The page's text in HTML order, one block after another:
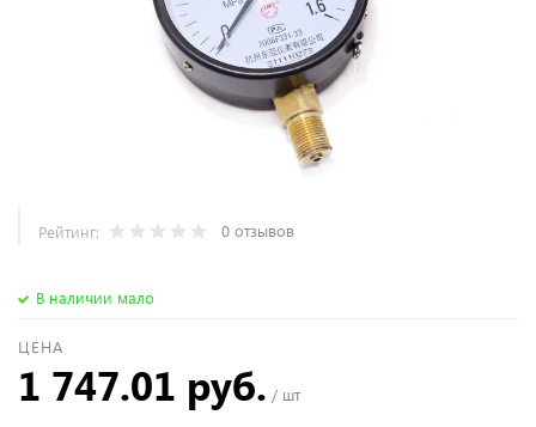
Рейтинг: 0 отзывов
В наличии мало
ЦЕНА
1 747.01 руб. / шт